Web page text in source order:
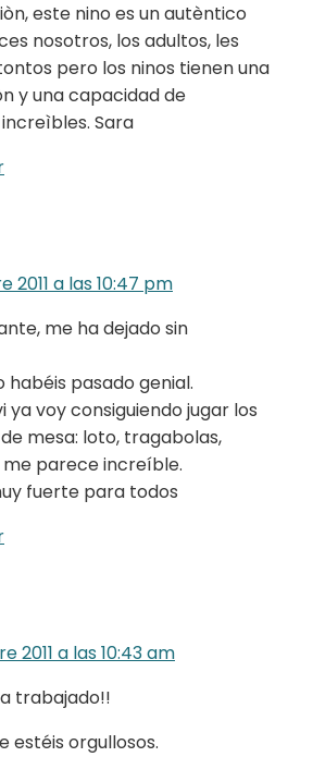
este nino es un autèntico
nosotros, los adultos, les
pero los ninos tienen una
y una capacidad de
Sara
2011 a las 10:47 pm
me ha dejado sin
habéis pasado genial.
ya voy consiguiendo jugar los
mesa: loto, tragabolas,
me parece increíble.
fuerte para todos
2011 a las 10:43 am
trabajado!!
estéis orgullosos.